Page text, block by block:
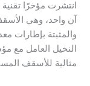
انتشرت مؤخرًا
آن واحد، وهي
والمثبتة بإطارات
النخيل العامل مع
مثالية للأسقف